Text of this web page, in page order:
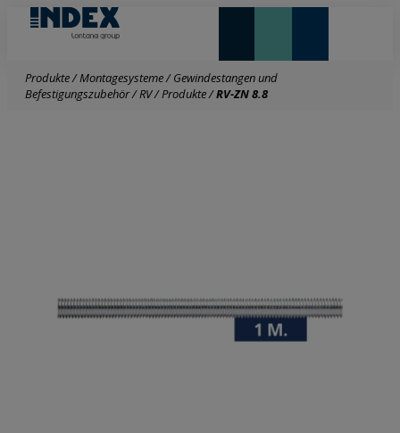
Produkte/Montagesysteme/Gewindestangen und
Befestigungszubehör/RV/Produkte/RV-ZN 8.8